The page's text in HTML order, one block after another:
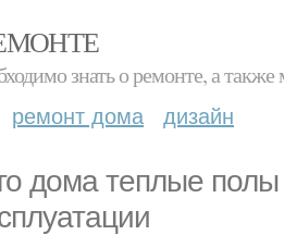
знать о ремонте, а
ремонт дома дизайн
дома теплые